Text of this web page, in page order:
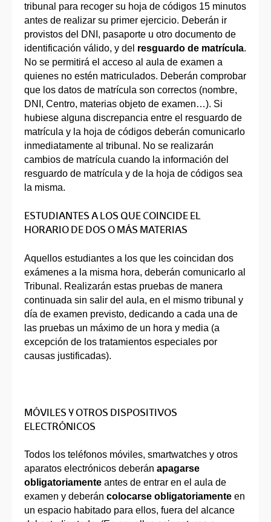
tribunal para recoger su hoja de códigos 15 minutos
antes de realizar su primer ejercicio. Deberán ir
provistos del DNI, pasaporte u otro documento de
identificación válido, y del resguardo de matrícula.
No se permitirá el acceso al aula de examen a
quienes no estén matriculados. Deberán comprobar
que los datos de matrícula son correctos (nombre,
DNI, Centro, materias objeto de examen…). Si
hubiese alguna discrepancia entre el resguardo de
matrícula y la hoja de códigos deberán comunicarlo
inmediatamente al tribunal. No se realizarán
cambios de matrícula cuando la información del
resguardo de matrícula y de la hoja de códigos sea
la misma.
ESTUDIANTES A LOS QUE COINCIDE EL
HORARIO DE DOS O MÁS MATERIAS
Aquellos estudiantes a los que les coincidan dos
exámenes a la misma hora, deberán comunicarlo al
Tribunal. Realizarán estas pruebas de manera
continuada sin salir del aula, en el mismo tribunal y
día de examen previsto, dedicando a cada una de
las pruebas un máximo de un hora y media (a
excepción de los tratamientos especiales por
causas justificadas).
MÓVILES Y OTROS DISPOSITIVOS
ELECTRÓNICOS
Todos los teléfonos móviles, smartwatches y otros
aparatos electrónicos deberán apagarse
obligatoriamente antes de entrar en el aula de
examen y deberán colocarse obligatoriamente en
un espacio habitado para ellos, fuera del alcance